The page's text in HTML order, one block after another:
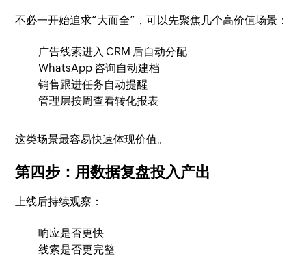
不必一开始追求“大而全”，可以先聚焦几个高价值场景：
广告线索进入 CRM 后自动分配
WhatsApp 咨询自动建档
销售跟进任务自动提醒
管理层按周查看转化报表
这类场景最容易快速体现价值。
第四步：用数据复盘投入产出
上线后持续观察：
响应是否更快
线索是否更完整